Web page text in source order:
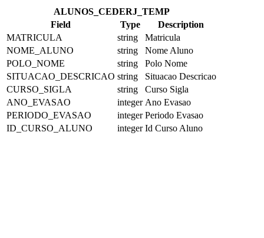
ALUNOS_CEDERJ_TEMP
Field
Type
Description
MATRICULA
string
Matricula
NOME_ALUNO
string
Nome Aluno
POLO_NOME
string
Polo Nome
SITUACAO_DESCRICAO string
Situacao Descricao
CURSO_SIGLA
string
Curso Sigla
ANO_EVASAO
integer Ano Evasao
PERIODO_EVASAO
integer Periodo Evasao
ID_CURSO_ALUNO
integer Id Curso Aluno